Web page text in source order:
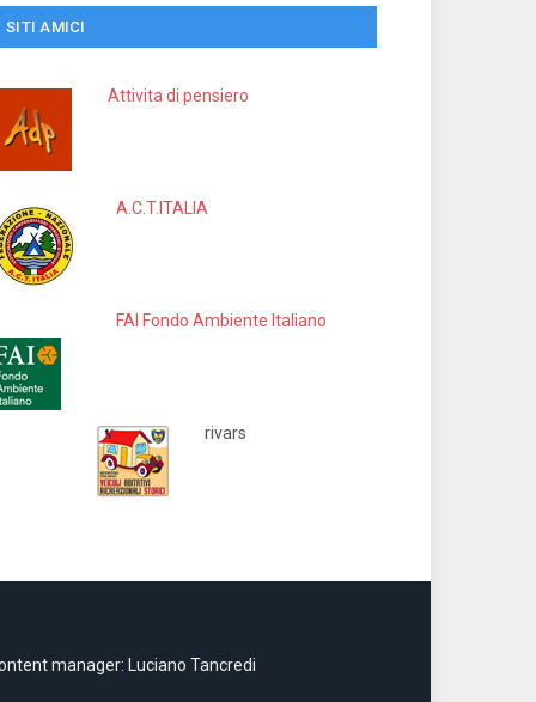
SITI AMICI
Attivita di pensiero
A.C.T.ITALIA
FAI Fondo Ambiente Italiano
rivars
manager: Luciano Tancredi